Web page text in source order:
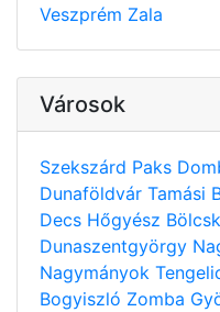
Veszprém Zala
Városok
Szekszárd Paks
Dunaföldvár Tamási
Decs Hőgyész
Dunaszentgyörgy
Nagymányok
Bogyiszló Zomba